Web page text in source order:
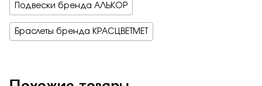
Подвески бренда АЛЬКОР
Браслеты бренда КРАСЦВЕТМЕТ